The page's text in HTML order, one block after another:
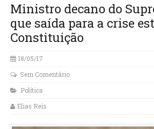
Ministro decano do
que saída para a crise
Constituição
18/05/17
Sem Comentário
Política
Elias Reis